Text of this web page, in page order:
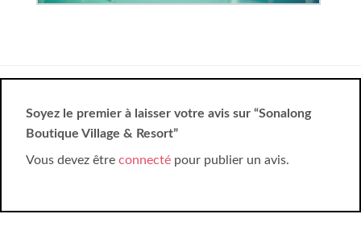
Soyez le premier à laisser votre avis sur “Sonalong
Boutique Village & Resort”
Vous devez être connecté pour publier un avis.